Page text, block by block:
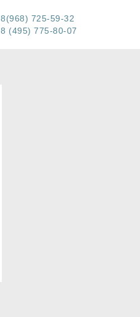
8(968) 725-59-32
8 (495) 775-80-07